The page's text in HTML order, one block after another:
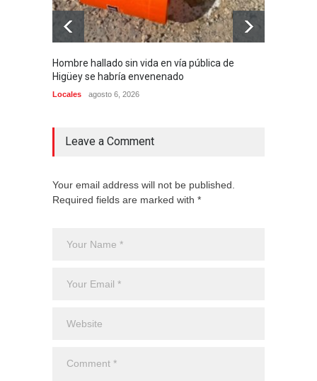
Hombre hallado sin vida en vía pública de
Higüey se habría envenenado
Locales agosto 6, 2026
Leave a Comment
Your email address will not be published.
Required fields are marked with *